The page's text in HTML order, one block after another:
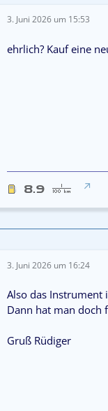
3. Juni 2026 um 15:53
ehrlich? Kauf eine
3. Juni 2026 um 16:24
Also das Instrument
Dann hat man doch
Gruß Rüdiger